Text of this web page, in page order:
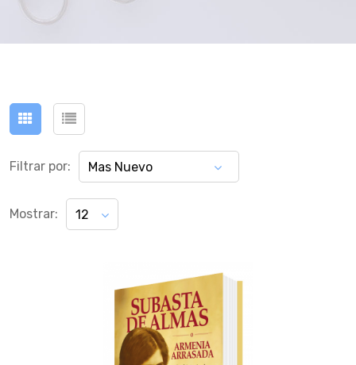
Filtrar por: Mas Nuevo
Mostrar: 12